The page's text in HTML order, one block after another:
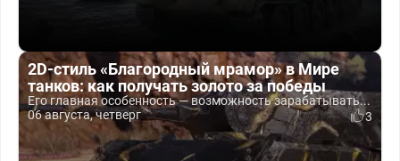
2D-стиль «Благородный мрамор» в Мире
танков: как получать золото за победы
Его главная особенность — возможность зарабатывать...
06 августа, четверг
3